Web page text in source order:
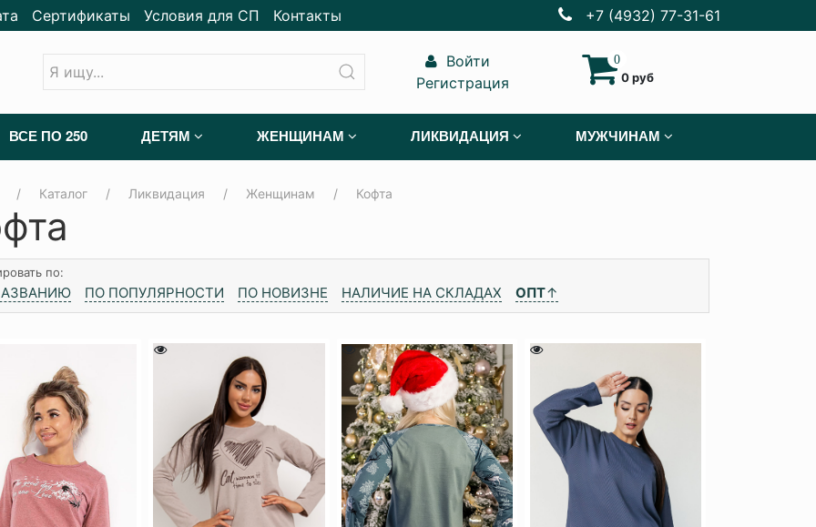
Сертификаты Условия для СП Контакты +7 (4932) 77-31-61
Войти
Регистрация
0
0 руб
ВСЕ ПО 250 ДЕТЯМ ЖЕНЩИНАМ ЛИКВИДАЦИЯ МУЖЧИНАМ
Каталог Ликвидация Женщинам Кофта
по:
ПО ПОПУЛЯРНОСТИ ПО НОВИЗНЕ НАЛИЧИЕ НА СКЛАДАХ ОПТ↑